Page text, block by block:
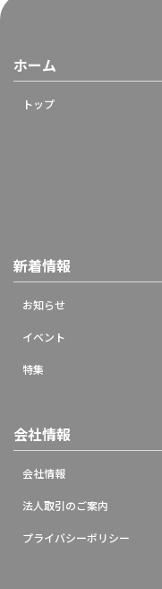
ホーム
トップ
新着情報
お知らせ
イベント
特集
会社情報
会社情報
法人取引のご案内
プライバシーポリシー